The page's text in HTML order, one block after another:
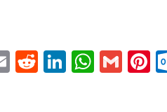
E
R
Li W G